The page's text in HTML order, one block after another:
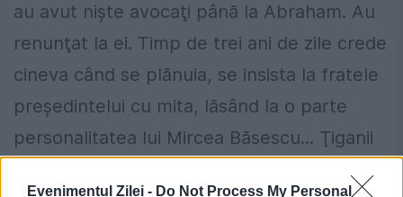
Evenimentul Zilei - Do Not Process My Personal
au avut nişte avocaţi până la Abraham. Au
renunţat la ei. Timp de trei ani de zile crede
cineva când se plănuia, se insista la fratele
președintelui cu mita, lăsând la o parte
personalitatea lui Mircea Băsescu... Ţiganii